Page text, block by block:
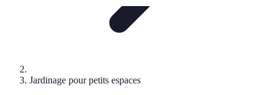
Jardinage pour petits espaces